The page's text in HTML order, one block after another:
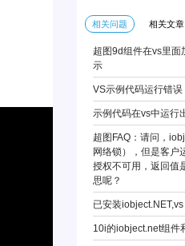
相关问题 相关文章
超图9d组件在vs里面
示
VS示例代码运行错误
示例代码在vs中运行
超图FAQ：请问，
网络锁），但是客户
授权不可用，返回值
思呢？
已安装
10i的iobject.net组件